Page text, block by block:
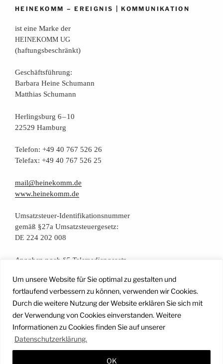
Um unsere Website für Sie optimal zu gestalten und
fortlaufend verbessern zu können, verwenden wir Cookies.
Durch die weitere Nutzung der Website erklären Sie sich mit
der Verwendung von Cookies einverstanden. Weitere
Informationen zu Cookies finden Sie auf unserer
Datenschutzerklärung.
OK
HEINEKOMM –EREIGNIS |KOMMUNIKATION
ist eine Mar­ke der
HEINEKOMM UG
(haf­tungs­be­schränkt)
Geschäfts­füh­rung:
Bar­ba­ra Hei­ne Schumann
Mat­thi­as Schumann
Her­lings­burg 6 – 10
22529 Hamburg
Tele­fon: +49 40 767 526 26
Tele­fax: +49 40 767 526 25
mail@heinekomm.de
www.heinekomm.de
Umsatz­steu­er-Iden­ti­fi­ka­ti­ons­num­mer
gemäß §27a Umsatzsteuergesetz:
DE 224 202 008
Anga­ben nach §5 Telemediengesetz
Daten­schutz­er­klä­rung
FacebookInstagramYouTubeMail